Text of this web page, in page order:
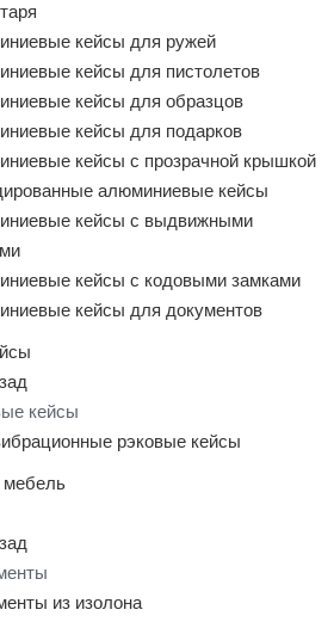
кейсы для ружей
кейсы для пистолетов
кейсы для образцов
кейсы для подарков
кейсы с прозрачной крышкой
алюминиевые кейсы
кейсы с выдвижными
кейсы с кодовыми замками
кейсы для документов
кейсы
рэковые кейсы
из изолона